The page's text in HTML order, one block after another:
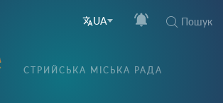
UA Пошук
СТРИЙСЬКА МІСЬКА РАДА